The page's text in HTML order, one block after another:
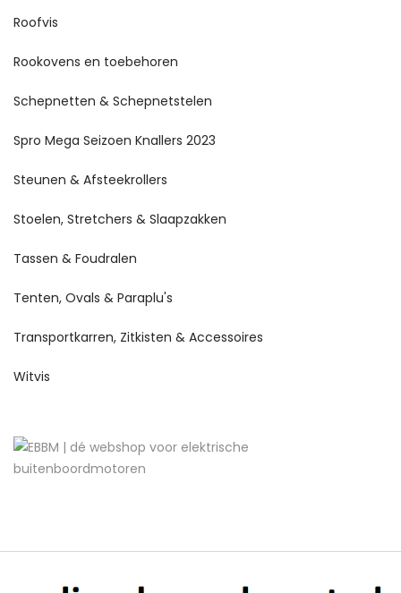
Roofvis
Rookovens en toebehoren
Schepnetten & Schepnetstelen
Spro Mega Seizoen Knallers 2023
Steunen & Afsteekrollers
Stoelen, Stretchers & Slaapzakken
Tassen & Foudralen
Tenten, Ovals & Paraplu's
Transportkarren, Zitkisten & Accessoires
Witvis